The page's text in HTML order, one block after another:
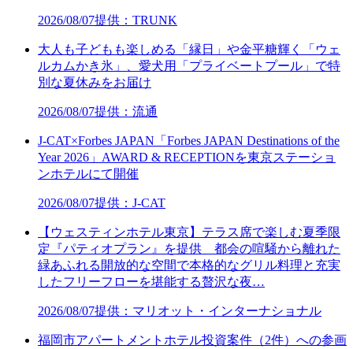
2026/08/07提供：TRUNK
大人も子どもも楽しめる「縁日」や金平糖輝く「ウェ
ルカムかき氷」、愛犬用「プライベートプール」で特
別な夏休みをお届け
2026/08/07提供：流通
J-CAT×Forbes JAPAN「Forbes JAPAN Destinations of the
Year 2026」AWARD & RECEPTIONを東京ステーショ
ンホテルにて開催
2026/08/07提供：J-CAT
【ウェスティンホテル東京】テラス席で楽しむ夏季限
定『パティオプラン』を提供 都会の喧騒から離れた
緑あふれる開放的な空間で本格的なグリル料理と充実
したフリーフローを堪能する贅沢な夜…
2026/08/07提供：マリオット・インターナショナル
福岡市アパートメントホテル投資案件（2件）への参画